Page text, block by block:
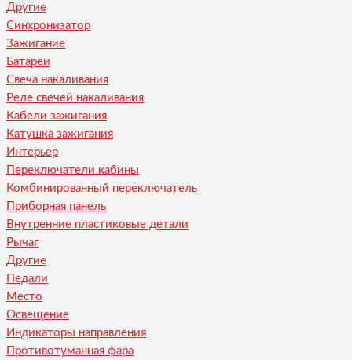
Другие
Синхронизатор
Зажигание
Батареи
Свеча накаливания
Реле свечей накаливания
Кабели зажигания
Катушка зажигания
Интерьер
Переключатели кабины
Комбинированный переключатель
Приборная панель
Внутренние пластиковые детали
Рычаг
Другие
Педали
Место
Освещение
Индикаторы направления
Противотуманная фара